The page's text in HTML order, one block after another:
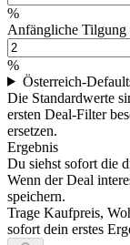
%
Anfängliche Tilgung
%
Österreich-
Die Standardwerte
ersten Deal-Filter
ersetzen.
Ergebnis
Du siehst sofort die
Wenn der Deal
speichern.
Trage Kaufpreis,
sofort dein erstes